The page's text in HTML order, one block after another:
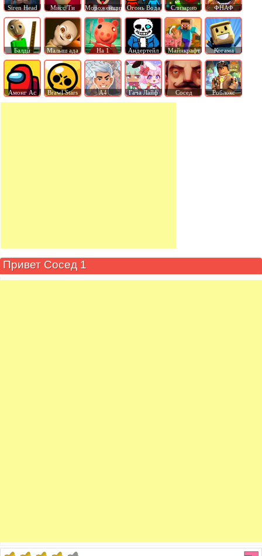
Siren Head Мисс Ти Мороженщик Огонь Вода Слизарио ФНАФ
Балди Малыш ада На 1 Андертейл Майнкрафт Когама
Амонг Ас Brawl Stars А4 Гача Лайф Сосед Роблокс
Привет Сосед 1